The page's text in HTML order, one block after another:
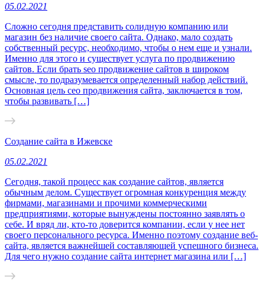
05.02.2021
Сложно сегодня представить солидную компанию или
магазин без наличие своего сайта. Однако, мало создать
собственный ресурс, необходимо, чтобы о нем еще и узнали.
Именно для этого и существует услуга по продвижению
сайтов. Если брать seo продвижение сайтов в широком
смысле, то подразумевается определенный набор действий.
Основная цель сео продвижения сайта, заключается в том,
чтобы развивать […]
Создание сайта в Ижевске
05.02.2021
Сегодня, такой процесс как создание сайтов, является
обычным делом. Существует огромная конкуренция между
фирмами, магазинами и прочими коммерческими
предприятиями, которые вынуждены постоянно заявлять о
себе. И вряд ли, кто-то доверится компании, если у нее нет
своего персонального ресурса. Именно поэтому создание веб-
сайта, является важнейшей составляющей успешного бизнеса.
Для чего нужно создание сайта интернет магазина или […]